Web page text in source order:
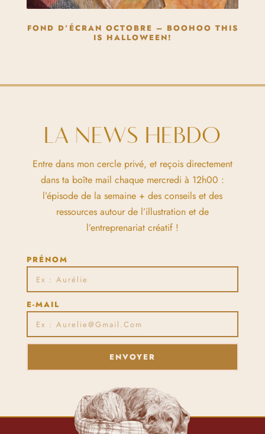
FOND D’ÉCRAN OCTOBRE – BOOHOO THIS
IS HALLOWEEN!
LA NEWS HEBDO
Entre dans mon cercle privé, et reçois directement
dans ta boîte mail chaque mercredi à 12h00 :
l’épisode de la semaine + des conseils et des
ressources autour de l’illustration et de
l’entreprenariat créatif !
PRÉNOM
E-MAIL
ENVOYER